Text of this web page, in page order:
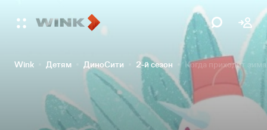
Wink Детям ДиноСити 2-й сезон Когда приходит зима